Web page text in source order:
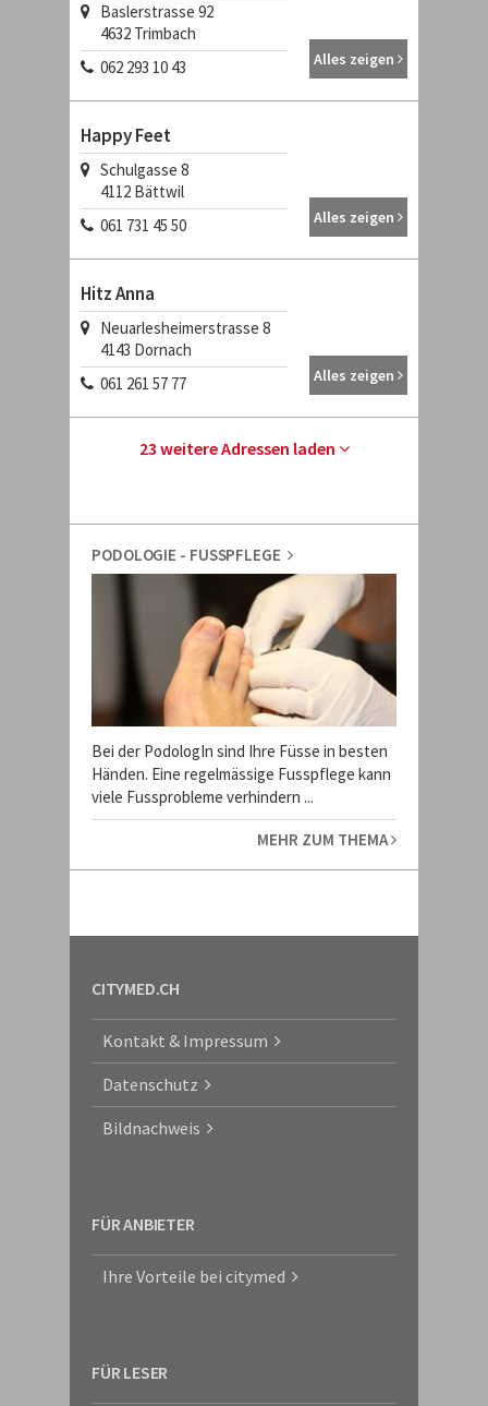
Baslerstrasse 92
4632 Trimbach
062 293 10 43
Alles zeigen
Happy Feet
Schulgasse 8
4112 Bättwil
061 731 45 50
Alles zeigen
Hitz Anna
Neuarlesheimerstrasse 8
4143 Dornach
061 261 57 77
Alles zeigen
23 weitere Adressen laden
PODOLOGIE - FUSSPFLEGE
Bei der PodologIn sind Ihre Füsse in besten
Händen. Eine regelmässige Fusspflege kann
viele Fussprobleme verhindern ...
MEHR ZUM THEMA
CITYMED.CH
Kontakt & Impressum
Datenschutz
Bildnachweis
FÜR ANBIETER
Ihre Vorteile bei citymed
FÜR LESER